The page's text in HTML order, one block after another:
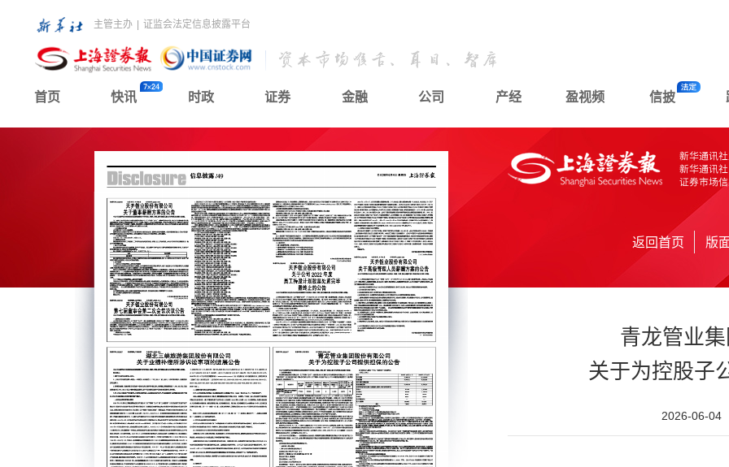
主管主办 证监会法定信息披露平台
首页 快讯 时政 证券 金融 公司 产经 盈视频 信披
返回首页 版
青龙管业
关于为控股子
2026-06-04